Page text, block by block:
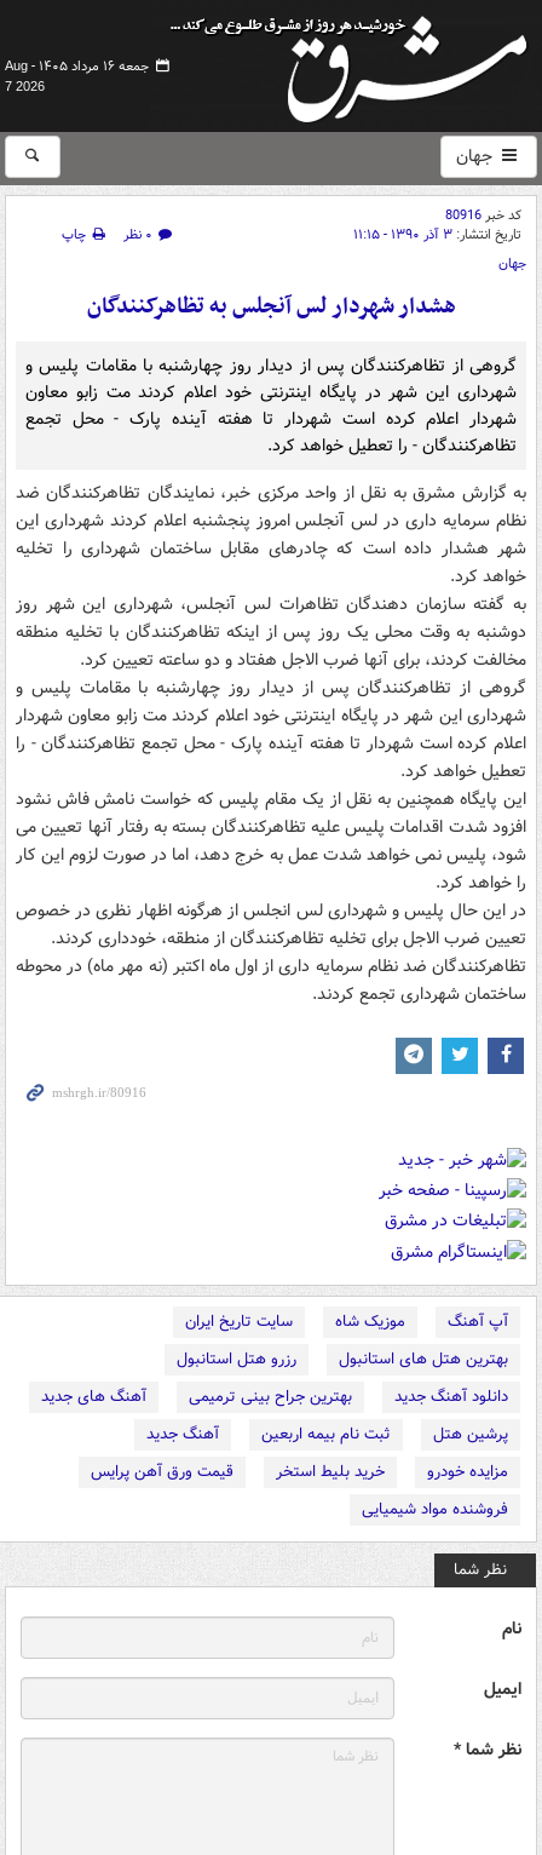
جمعه ۱۶ مرداد ۱۴۰۵ -
Aug
7 2026
جهان
کد خبر80916
تاریخ انتشار: ۳ آذر ۱۳۹۰ - ۱۱:۱۵ ۰ نظر
چاپ
جهان
هشدار شهردار لس آنجلس به تظاهرکنندگان
گروهی از تظاهرکنندگان پس از دیدار روز چهارشنبه با مقامات پلیس و
شهرداری این شهر در پایگاه اینترنتی خود اعلام کردند مت زابو معاون
شهردار اعلام کرده است شهردار تا هفته آینده پارک - محل تجمع
تظاهرکنندگان - را تعطیل خواهد کرد.
به گزارش مشرق به نقل از واحد مرکزی خبر، نمایندگان تظاهرکنندگان ضد
نظام سرمایه داری در لس آنجلس امروز پنجشنبه اعلام کردند شهرداری این
شهر هشدار داده است که چادرهای مقابل ساختمان شهرداری را تخلیه
خواهد کرد.
به گفته سازمان دهندگان تظاهرات لس آنجلس، شهرداری این شهر روز
دوشنبه به وقت محلی یک روز پس از اینکه تظاهرکنندگان با تخلیه منطقه
مخالفت کردند، برای آنها ضرب الاجل هفتاد و دو ساعته تعیین کرد.
گروهی از تظاهرکنندگان پس از دیدار روز چهارشنبه با مقامات پلیس و
شهرداری این شهر در پایگاه اینترنتی خود اعلام کردند مت زابو معاون شهردار
اعلام کرده است شهردار تا هفته آینده پارک - محل تجمع تظاهرکنندگان - را
تعطیل خواهد کرد.
این پایگاه همچنین به نقل از یک مقام پلیس که خواست نامش فاش نشود
افزود شدت اقدامات پلیس علیه تظاهرکنندگان بسته به رفتار آنها تعیین می
شود، پلیس نمی خواهد شدت عمل به خرج دهد، اما در صورت لزوم این کار
را خواهد کرد.
در این حال پلیس و شهرداری لس انجلس از هرگونه اظهار نظری در خصوص
تعیین ضرب الاجل برای تخلیه تظاهرکنندگان از منطقه، خودداری کردند.
تظاهرکنندگان ضد نظام سرمایه داری از اول ماه اکتبر (نه مهر ماه) در محوطه
ساختمان شهرداری تجمع کردند.
آپ آهنگ موزیک شاه
سایت تاریخ ایران
بهترین هتل های استانبول
رزرو هتل استانبول
دانلود آهنگ جدید
بهترین جراح بینی ترمیمی
آهنگ های جدید
پرشین هتل
ثبت نام بیمه اربعین
آهنگ جدید
مزایده خودرو
خرید بلیط استخر
قیمت ورق آهن پرایس
فروشنده مواد شیمیایی
نظر شما
نام
ایمیل
نظر شما *